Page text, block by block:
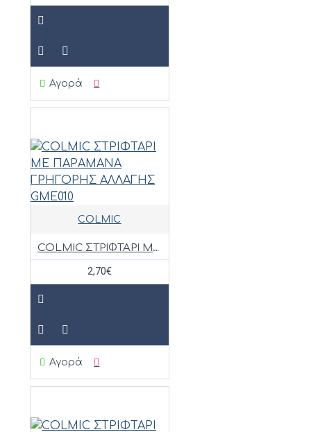
Αγορά
COLMIC
COLMIC ΣΤΡΙΦΤΑΡΙ ΜΕ ΠΑΡΑΜΑΝΑ ΓΡΗΓΟΡΗΣ ΑΛΛΑΓΗΣ GME010
2,70€
Αγορά